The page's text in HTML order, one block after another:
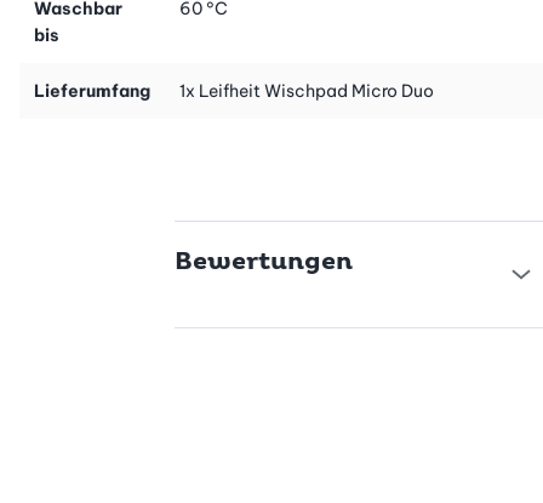
Waschbar
bis
60 °C
Lieferumfang 1x Leifheit Wischpad Micro Duo
Bewertungen